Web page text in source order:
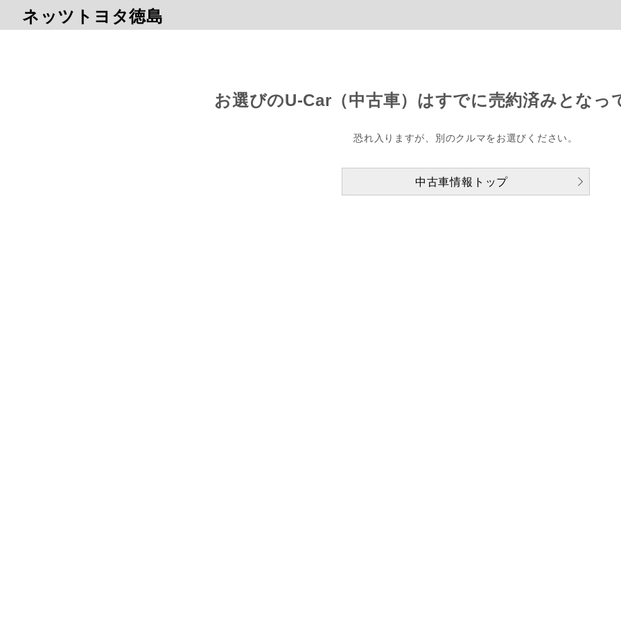
ネッツトヨタ徳島
お選びのU-Car（中古車）はすでに売約済みとなっ
恐れ入りますが、別のクルマをお選びください。
中古車情報トップ